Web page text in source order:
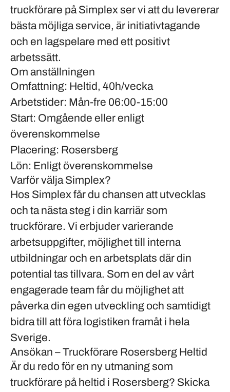
truckförare på Simplex ser vi att du levererar
bästa möjliga service, är initiativtagande
och en lagspelare med ett positivt
arbetssätt.
Om anställningen
Omfattning: Heltid, 40h/vecka
Arbetstider: Mån-fre 06:00-15:00
Start: Omgående eller enligt
överenskommelse
Placering: Rosersberg
Lön: Enligt överenskommelse
Varför välja Simplex?
Hos Simplex får du chansen att utvecklas
och ta nästa steg i din karriär som
truckförare. Vi erbjuder varierande
arbetsuppgifter, möjlighet till interna
utbildningar och en arbetsplats där din
potential tas tillvara. Som en del av vårt
engagerade team får du möjlighet att
påverka din egen utveckling och samtidigt
bidra till att föra logistiken framåt i hela
Sverige.
Ansökan – Truckförare Rosersberg Heltid
Är du redo för en ny utmaning som
truckförare på heltid i Rosersberg? Skicka